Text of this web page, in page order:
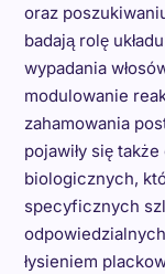
oraz
badają rolę
wypadania
modulowanie
zahamowania
pojawiły się
biologicznych,
specyficznych
łysieniem